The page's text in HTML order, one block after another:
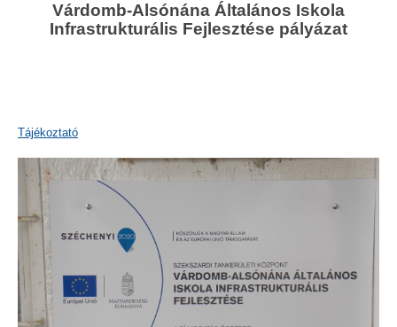
Várdomb-Alsónána Általános Iskola
Infrastrukturális Fejlesztése pályázat
Tájékoztató